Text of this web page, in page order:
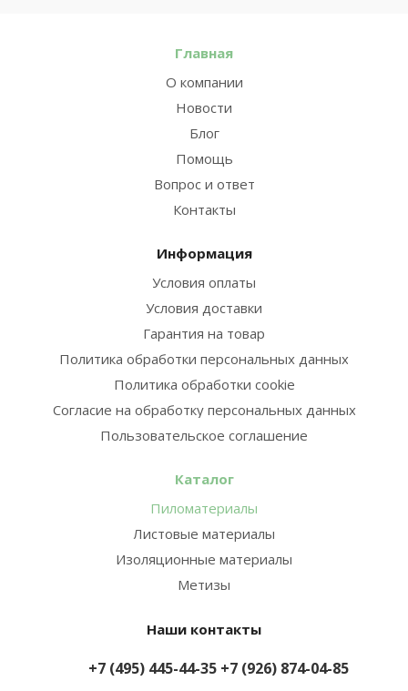
Главная
О компании
Новости
Блог
Помощь
Вопрос и ответ
Контакты
Информация
Условия оплаты
Условия доставки
Гарантия на товар
Политика обработки персональных данных
Политика обработки cookie
Согласие на обработку персональных данных
Пользовательское соглашение
Каталог
Пиломатериалы
Листовые материалы
Изоляционные материалы
Метизы
Наши контакты
+7 (495) 445-44-35 +7 (926) 874-04-85